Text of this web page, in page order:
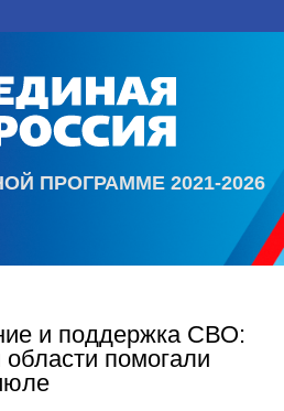
ПРОГРАММЕ 2021-2026
и поддержка СВО:
помогали